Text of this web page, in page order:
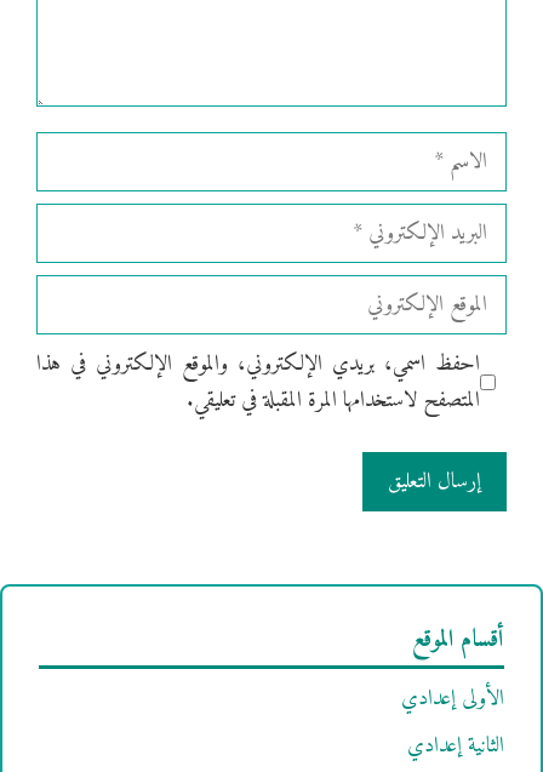
الاسم
البريد
الإلكتروني
الموقع
الإلكتروني
احفظ اسمي، بريدي الإلكتروني، والموقع الإلكتروني في هذا
المتصفح لاستخدامها المرة المقبلة في تعليقي.
أقسام الموقع
الأولى إعدادي
الثانية إعدادي